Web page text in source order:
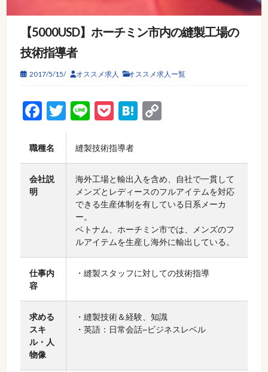
【5000USD】ホーチミン市内の縫製工場の
技術指導者
2017/5/15/ オススメ求人 オススメ求人ー覧
Facebook
Twitter
LinePocketHatena
Copy
職種名 縫製技術指導者
会社説
明
海外工場と輸出入を含め、自社で一貫して
メンズとレディースのフルアイテムを対応
できる生産体制を有している日系メーカ
ー。
ベトナム、ホーチミン市では、メンズのフ
ルアイテムを生産し海外に輸出している。
仕事内
容
・縫製スタッフに対しての技術指導
求める
スキ
ル・人
物像
・縫製技術＆経験、知識
・英語：日常会話~ビジネスレベル